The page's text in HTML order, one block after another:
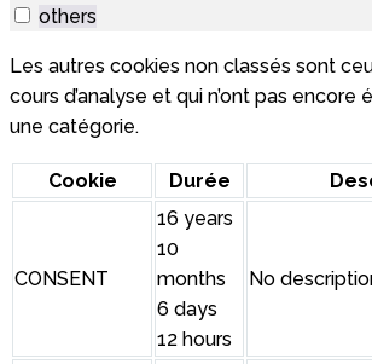
others
Les autres cookies non classés sont
cours d’analyse et qui n’ont pas encore
une catégorie.
Cookie Durée
CONSENT
16 years
10
months
6 days
12 hours
No